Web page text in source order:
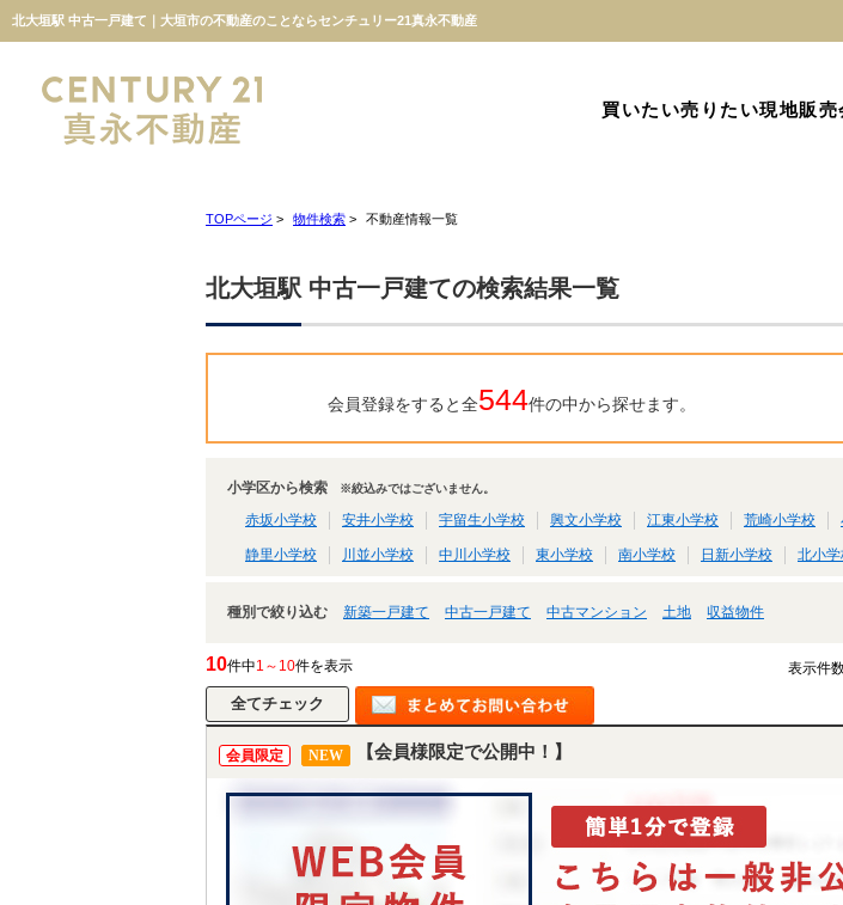
北大垣駅 中古一戸建て｜大垣市の不動産のことならセンチュリー21真永不動産
買いたい売りたい現地販売
TOPページ > 物件検索 > 不動産情報一覧
北大垣駅 中古一戸建ての検索結果一覧
会員登録をすると全544件の中から探せます。
小学区から検索 ※絞込みではございません。
赤坂小学校 安井小学校 宇留生小学校 興文小学校 江東小学校 荒崎小学校
静里小学校 川並小学校 中川小学校 東小学校 南小学校 日新小学校 北小
種別で絞り込む 新築一戸建て 中古一戸建て 中古マンション 土地 収益物件
10件中1～10件を表示 表示件
会員限定 NEW 【会員様限定で公開中！】